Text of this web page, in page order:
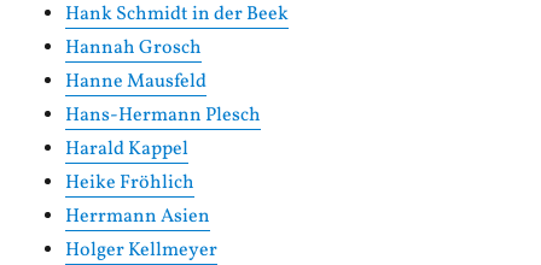
Hank Schmidt in der Beek
Hannah Grosch
Hanne Mausfeld
Hans-Hermann Plesch
Harald Kappel
Heike Fröhlich
Herrmann Asien
Holger Kellmeyer